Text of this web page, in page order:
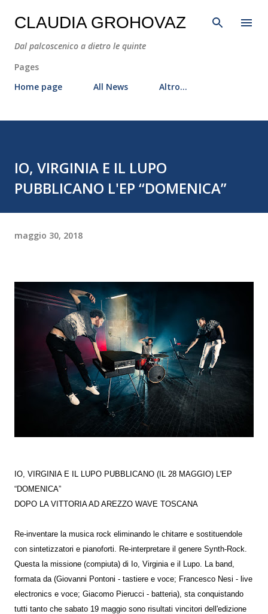
Passa ai contenuti principali
CLAUDIA GROHOVAZ
Dal palcoscenico a dietro le quinte
Pages
Home page
All News Altro…
IO, VIRGINIA E IL LUPO
PUBBLICANO L'EP “DOMENICA”
maggio 30, 2018
IO, VIRGINIA E IL LUPO PUBBLICANO (IL 28 MAGGIO) L'EP
“DOMENICA”
DOPO LA VITTORIA AD AREZZO WAVE TOSCANA
Re-inventare la musica rock eliminando le chitarre e sostituendole
con sintetizzatori e pianoforti. Re-interpretare il genere Synth-Rock.
Questa la missione (compiuta) di Io, Virginia e il Lupo. La band,
formata da (Giovanni Pontoni - tastiere e voce; Francesco Nesi - live
electronics e voce; Giacomo Pierucci - batteria), sta conquistando
tutti tanto che sabato 19 maggio sono risultati vincitori dell'edizione